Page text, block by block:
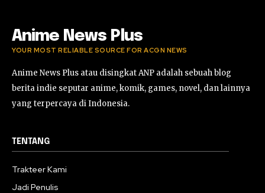
Anime News Plus
YOUR MOST RELIABLE SOURCE FOR ACGN NEWS
Anime News Plus atau disingkat ANP adalah sebuah blog
berita indie seputar anime, komik, games, novel, dan lainnya
yang terpercaya di Indonesia.
TENTANG
Trakteer Kami
Jadi Penulis